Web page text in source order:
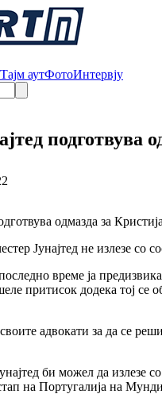
Тајм аутФотоИнтервју
подготвува
Јунајтед не излезе со
време ја
притисок додека тој се
адвокати за да се
би можел да излезе
на Португалија на